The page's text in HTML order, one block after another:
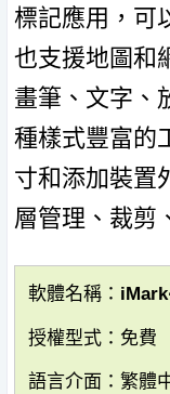
標記應用，可
也支援地圖和
畫筆、文字、
種樣式豐富的
寸和添加裝置
層管理、裁剪
軟體名稱：
授權型式：免費
語言介面：繁體